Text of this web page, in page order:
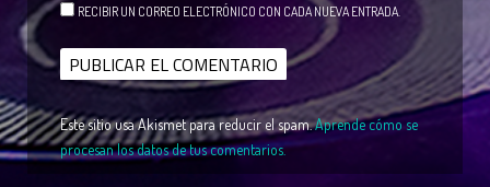
RECIBIR UN CORREO ELECTRÓNICO CON CADA NUEVA ENTRADA.
Este sitio usa Akismet para reducir el spam.Aprende cómo se
procesan los datos de tus comentarios.